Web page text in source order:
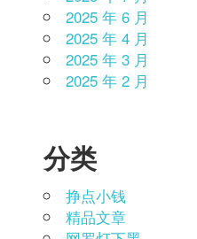
2025 年 6 月
2025 年 4 月
2025 年 3 月
2025 年 2 月
分类
挣点小钱
精品文章